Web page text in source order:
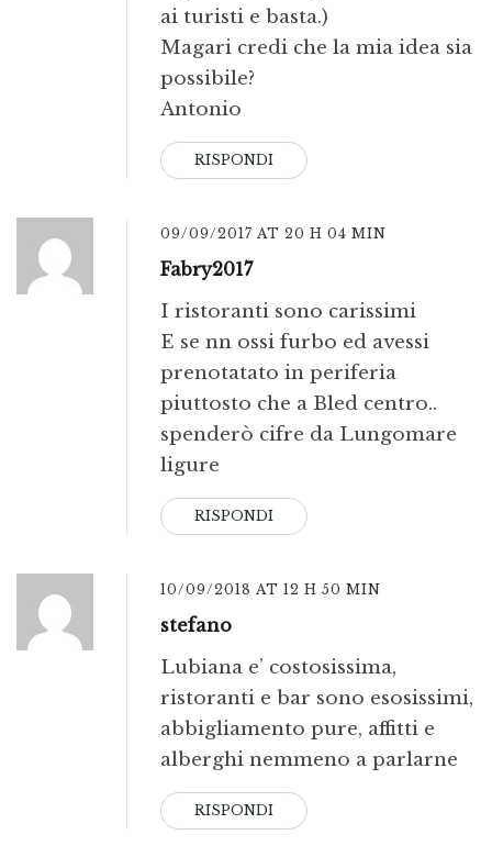
ai turisti e basta.)
Magari credi che la mia idea sia
possibile?
Antonio
RISPONDI
09/09/2017 AT 20 H 04 MIN
Fabry2017
I ristoranti sono carissimi
E se nn ossi furbo ed avessi
prenotatato in periferia
piuttosto che a Bled centro..
spenderò cifre da Lungomare
ligure
RISPONDI
10/09/2018 AT 12 H 50 MIN
stefano
Lubiana e’ costosissima,
ristoranti e bar sono esosissimi,
abbigliamento pure, affitti e
alberghi nemmeno a parlarne
RISPONDI